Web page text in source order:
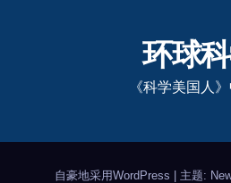
环球
《科学美国人
自豪地采用WordPress 主题: